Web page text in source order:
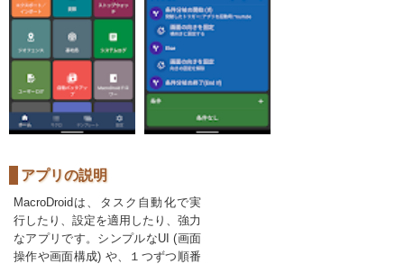
アプリの説明
MacroDroidは、タスク自動化で実
行したり、設定を適用したり、強力
なアプリです。シンプルなUI (画面
操作や画面構成) や、１つずつ順番